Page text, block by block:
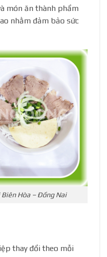
món ăn thành phẩm
nhằm đảm bảo sức
Hòa – Đồng Nai
thay đổi theo mỗi